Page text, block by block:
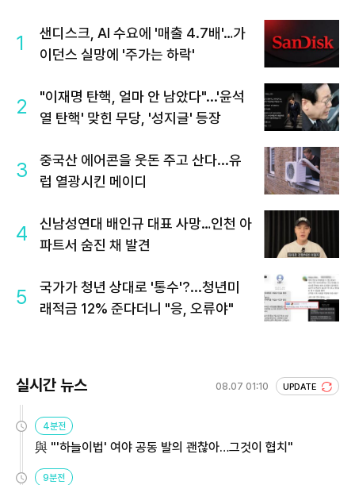
1
샌디스크, AI 수요에 '매출 4.7배'…가
이던스 실망에 '주가는 하락'
2
"이재명 탄핵, 얼마 안 남았다"...'윤석
열 탄핵' 맞힌 무당, '성지글' 등장
3
중국산 에어콘을 웃돈 주고 산다...유
럽 열광시킨 메이디
4
신남성연대 배인규 대표 사망…인천 아
파트서 숨진 채 발견
5
국가가 청년 상대로 '통수'?...청년미
래적금 12% 준다더니 "응, 오류야"
실시간 뉴스 08.07 01:10 UPDATE
4분전
與 "'하늘이법' 여야 공동 발의 괜찮아…그것이 협치"
9분전